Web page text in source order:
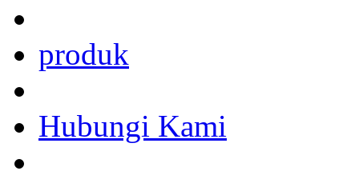
produk
Hubungi Kami